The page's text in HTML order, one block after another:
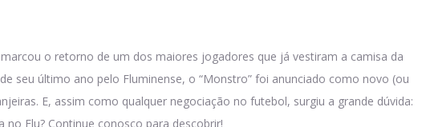
o retorno de um dos maiores jogadores que já vestiram a camisa da
seu último ano pelo Fluminense, o “Monstro” foi anunciado como novo (ou
E, assim como qualquer negociação no futebol, surgiu a grande dúvida:
no Flu? Continue conosco para descobrir!